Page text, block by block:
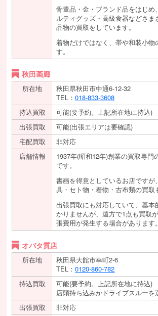
骨董品・金・ブランド品をはじめ
ルティグッズ・高級食器などさま
品物の買取をしています。
着物だけではなく、帯や和装小物
す。
秋田画廊
所在地
秋田県秋田市中通6-12-32
TEL：018-833-3608
持込買取
可能(要予約。上記所在地に持込)
出張買取
可能(出張エリアは要確認)
宅配買取
非対応
店舗情報
1937年(昭和12年)創業の買取専門
です。
書画を得意としているお店ですが
具・セト物・着物・古布類の買取
出張買取にも対応していて、基本
かりませんが、遠方で1点も買取
張費用が発生する場合があります。
オバタ質店
所在地
秋田県大館市幸町2-6
TEL：0120-860-782
持込買取
可能(要予約。上記所在地に持込)
店頭持ち込みかドライブスルーを
出張買取
非対応